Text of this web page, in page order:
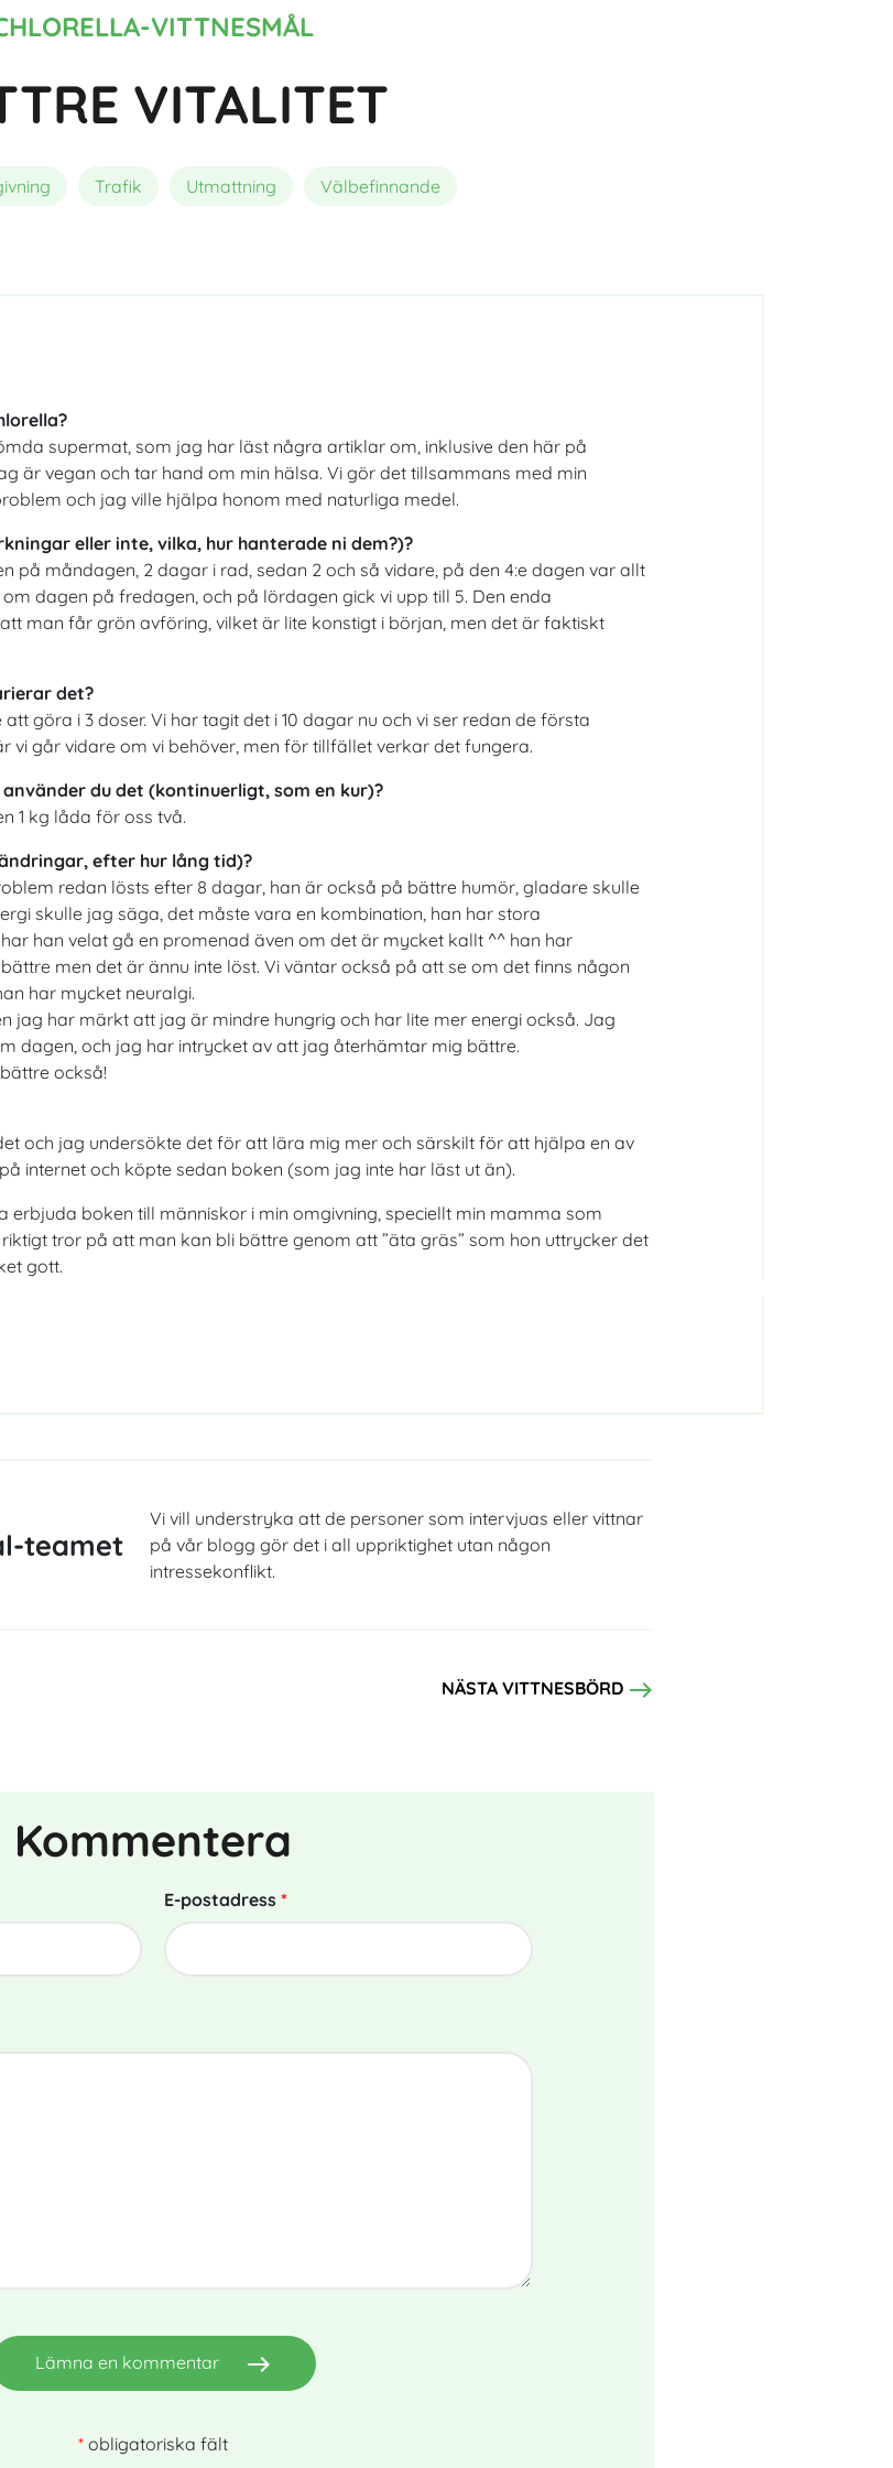
VITTNESMÅL
VITALITET
Trafik Utmattning Välbefinnande
supermat, som jag har läst några artiklar om, inklusive den här på
är vegan och tar hand om min hälsa. Vi gör det tillsammans med min
och jag ville hjälpa honom med naturliga medel.
eller inte, vilka, hur hanterade ni dem?)?
på måndagen, 2 dagar i rad, sedan 2 och så vidare, på den 4:e dagen var allt
dagen på fredagen, och på lördagen gick vi upp till 5. Den enda
man får grön avföring, vilket är lite konstigt i början, men det är faktiskt
det?
göra i 3 doser. Vi har tagit det i 10 dagar nu och vi ser redan de första
vi går vidare om vi behöver, men för tillfället verkar det fungera.
du det (kontinuerligt, som en kur)?
1 kg låda för oss två.
efter hur lång tid)?
redan lösts efter 8 dagar, han är också på bättre humör, gladare skulle
skulle jag säga, det måste vara en kombination, han har stora
han velat gå en promenad även om det är mycket kallt ^^ han har
men det är ännu inte löst. Vi väntar också på att se om det finns någon
har mycket neuralgi.
jag har märkt att jag är mindre hungrig och har lite mer energi också. Jag
dagen, och jag har intrycket av att jag återhämtar mig bättre.
också!
och jag undersökte det för att lära mig mer och särskilt för att hjälpa en av
internet och köpte sedan boken (som jag inte har läst ut än).
erbjuda boken till människor i min omgivning, speciellt min mamma som
tror på att man kan bli bättre genom att ”äta gräs” som hon uttrycker det
gott.
teamet
Vi vill understryka att de personer som intervjuas eller vittnar
på vår blogg gör det i all uppriktighet utan någon
intressekonflikt.
NÄSTA VITTNESBÖRD east
Kommentera
E-postadress *
Lämna en kommentar east
* obligatoriska fält